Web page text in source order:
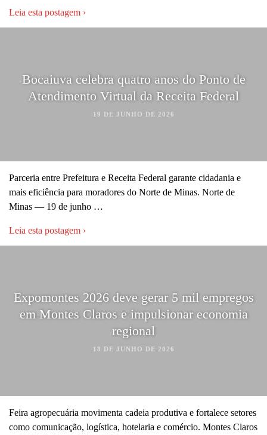
Leia esta postagem ›
Bocaiuva celebra quatro anos do Ponto de
Atendimento Virtual da Receita Federal
19 DE JUNHO DE 2026
Parceria entre Prefeitura e Receita Federal garante cidadania e
mais eficiência para moradores do Norte de Minas. Norte de
Minas — 19 de junho …
Leia esta postagem ›
Expomontes 2026 deve gerar 5 mil empregos
em Montes Claros e impulsionar economia
regional
18 DE JUNHO DE 2026
Feira agropecuária movimenta cadeia produtiva e fortalece setores
como comunicação, logística, hotelaria e comércio. Montes Claros